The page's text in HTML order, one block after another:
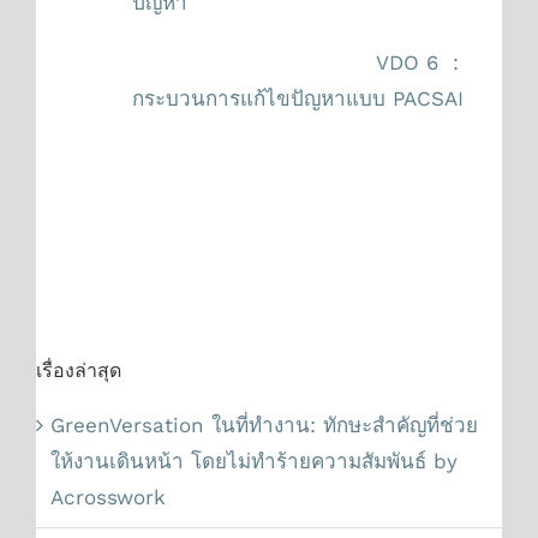
VDO 6 :
กระบวนการแก้ไขปัญหาแบบ PACSAI
เรื่องล่าสุด
GreenVersation ในที่ทำงาน: ทักษะสำคัญที่ช่วย
ให้งานเดินหน้า โดยไม่ทำร้ายความสัมพันธ์ by
Acrosswork